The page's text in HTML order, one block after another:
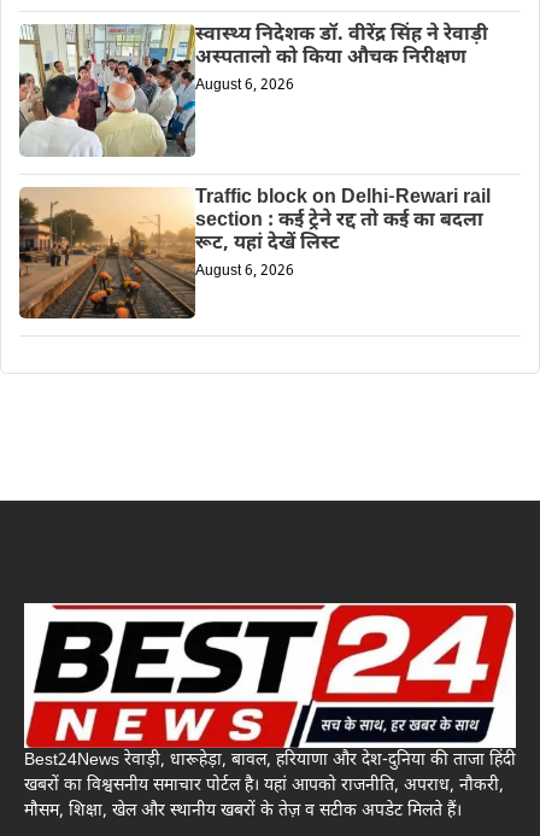
स्वास्थ्य निदेशक डॉ. वीरेंद्र सिंह ने रेवाड़ी
अस्पतालो को किया औचक निरीक्षण
August 6, 2026
Traffic block on Delhi-Rewari rail
section : कई ट्रेने रद्द तो कई का बदला
रूट, यहां देखें लिस्ट
August 6, 2026
Best24News रेवाड़ी, धारूहेड़ा, बावल, हरियाणा और देश-दुनिया की ताजा हिंदी
खबरों का विश्वसनीय समाचार पोर्टल है। यहां आपको राजनीति, अपराध, नौकरी,
मौसम, शिक्षा, खेल और स्थानीय खबरों के तेज़ व सटीक अपडेट मिलते हैं।